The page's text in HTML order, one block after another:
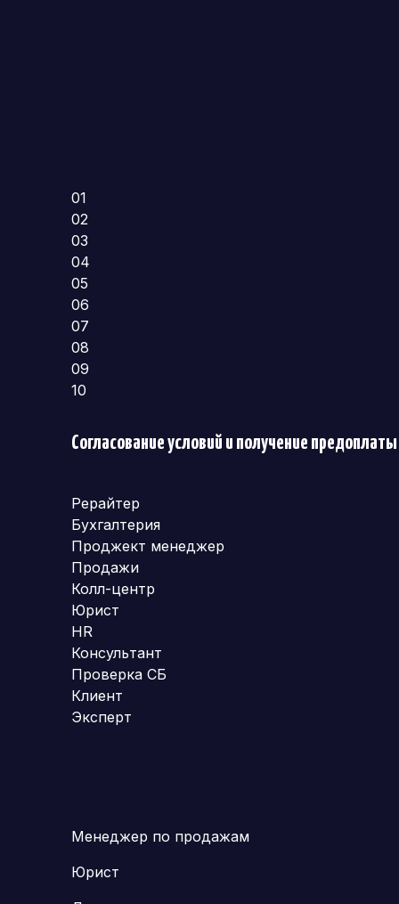
01
02
03
04
05
06
07
08
09
10
Согласование условий и получение предоплаты
Рерайтер
Бухгалтерия
Проджект менеджер
Продажи
Колл-центр
Юрист
HR
Консультант
Проверка СБ
Клиент
Эксперт
Менеджер по продажам
Юрист